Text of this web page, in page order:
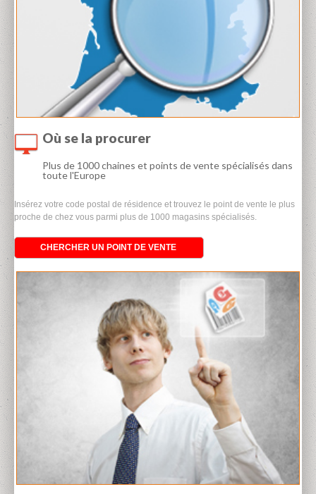
Où se la procurer
Plus de 1000 chaines et points de vente spécialisés dans
toute l'Europe
Insérez votre code postal de résidence et trouvez le point de vente le plus
proche de chez vous parmi plus de 1000 magasins spécialisés.
CHERCHER UN POINT DE VENTE